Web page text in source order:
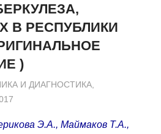
В РЕСПУБЛИКИ
)
И ДИАГНОСТИКА
Э.А., Маймаков Т.А.,